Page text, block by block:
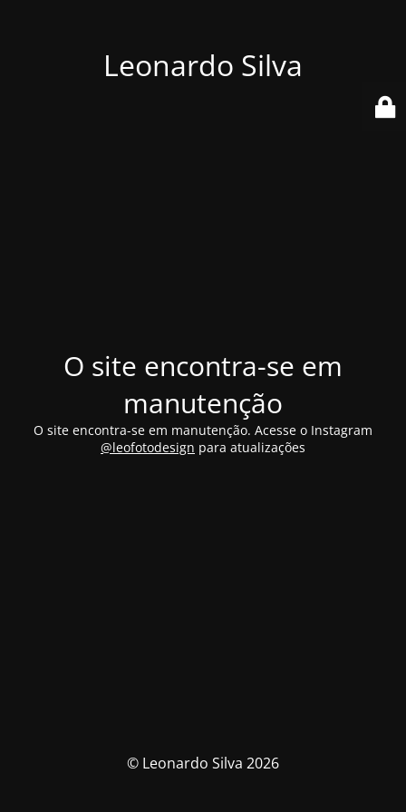
Leonardo Silva
O site encontra-se em
manutenção
O site encontra-se em manutenção. Acesse o Instagram
@leofotodesign para atualizações
© Leonardo Silva 2026